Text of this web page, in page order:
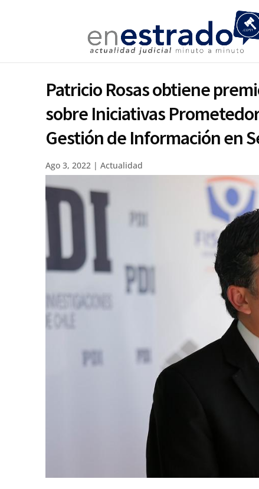
Patricio Rosas obtiene
sobre Iniciativas
Gestión de Información en
Ago 3, 2022 |Actualidad